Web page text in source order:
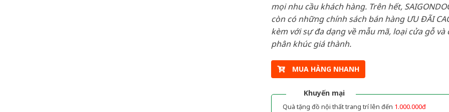
mọi nhu cầu khách hàng. Trên hết,
còn có những chính sách bán hàng ƯU ĐÃI
kèm với sự đa dạng về mẫu mã, loại cửa gỗ và
phân khúc giá thành.
MUA HÀNG NHANH
Khuyến mại
Quà tặng đồ nội thất trang trí lên đến 1.000.000đ